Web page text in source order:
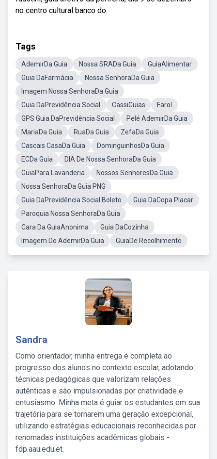
no centro cultural banco do.
Tags
AdemirDa Guia Nossa SRADa Guia
GuiaAlimentar
Guia DaFarmácia
Nossa SenhoraDa Guia
Imagem Nossa SenhoraDa Guia
Guia DaPrevidência Social
CassiGuias
Farol
GPS Guia DaPrevidência Social
Pelé AdemirDa Guia
MariaDa Guia
RuaDa Guia
ZefaDa Guia
Cascais CasaDa Guia
DominguinhosDa Guia
ECDa Guia
DIA De Nossa SenhoraDa Guia
GuiaPara Lavanderia
Nossos SenhoresDa Guia
Nossa SenhoraDa Guia PNG
Guia DaPrevidência Social Boleto
Guia DaCopa Placar
Paroquia Nossa SenhoraDa Guia
Cara Da GuiaAnonima
Guia DaCozinha
Imagem Do AdemirDa Guia
GuiaDe Recolhimento
Sandra
Como orientador, minha entrega é completa ao
progresso dos alunos no contexto escolar, adotando
técnicas pedagógicas que valorizam relações
autênticas e são impulsionadas por criatividade e
entusiasmo. Minha meta é guiar os estudantes em sua
trajetória para se tornarem uma geração excepcional,
utilizando estratégias educacionais reconhecidas por
renomadas instituições acadêmicas globais -
fdp.aau.edu.et.